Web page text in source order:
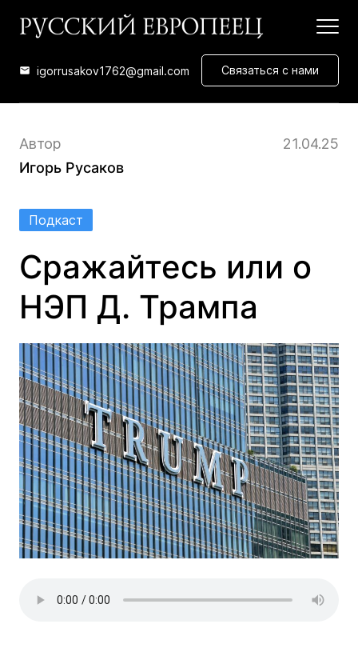
igorrusakov1762@gmail.com Связаться с нами
Автор
Игорь Русаков
21.04.25
Сражайтесь или о
НЭП Д. Трампа
Подкаст